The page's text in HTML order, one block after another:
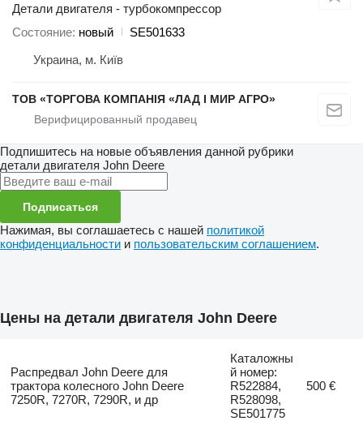
Детали двигателя - турбокомпрессор
Состояние новый
SE501633
Украина, м. Київ
ТОВ «ТОРГОВА КОМПАНІЯ «ЛАД І МИР АГРО»
Подпишитесь на новые объявления данной рубрики
детали двигателя John Deere
Подписаться
Нажимая, вы соглашаетесь с нашей политикой
конфиденциальности и пользовательским соглашением.
Цены на детали двигателя John Deere
Распредвал John Deere для
трактора колесного John Deere
7250R, 7270R, 7290R, и др
Каталожны
й номер:
R522884,
R528098,
SE501775
500 €